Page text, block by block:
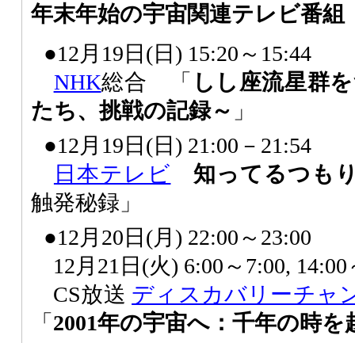
年末年始の宇宙関連テレビ番組
●12月19日(日) 15:20～15:44
NHK総合 「 しし座流星群
たち、挑戦の記録～ 」
●12月19日(日) 21:00－21:54
日本テレビ
知ってるつも
触発秘録」
●12月20日(月) 22:00～23:00
12月21日(火) 6:00～7:00,
CS放送 ディスカバリーチャ
「 2001年の宇宙へ：千年の時を